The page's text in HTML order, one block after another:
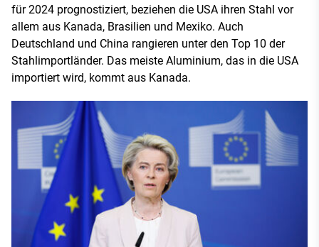
für 2024 prognostiziert, beziehen die USA ihren Stahl vor
allem aus Kanada, Brasilien und Mexiko. Auch
Deutschland und China rangieren unter den Top 10 der
Stahlimportländer. Das meiste Aluminium, das in die USA
importiert wird, kommt aus Kanada.